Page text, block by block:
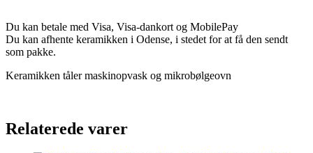
Du kan betale med Visa, Visa-dankort og MobilePay
Du kan afhente keramikken i Odense, i stedet for at få den sendt
som pakke.
Keramikken tåler maskinopvask og mikrobølgeovn
Relaterede varer